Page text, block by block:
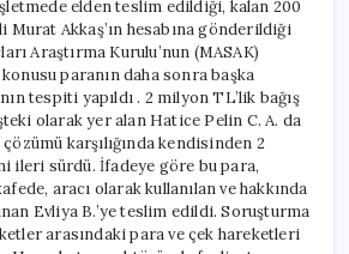
elden teslim edildiği, kalan 200
Murat Akkaş’ın hesabına gönderildiği
Araştırma Kurulu’nun (MASAK)
paranın daha sonra başka
tespiti yapıldı . 2 milyon TL’lik bağış
olarak yer alan Hatice Pelin C. A. da
karşılığında kendisinden 2
ileri sürdü. İfadeye göre bu para,
aracı olarak kullanılan ve hakkında
Evliya B.’ye teslim edildi. Soruşturma
arasındaki para ve çek hareketleri